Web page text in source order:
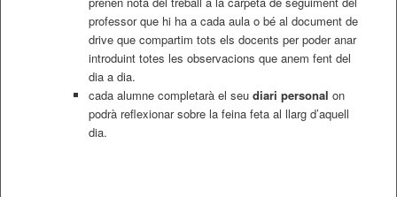
professor que hi ha a cada aula o bé al document de
drive que compartim tots els docents per poder anar
introduint totes les observacions que anem fent del
dia a dia.
cada alumne completarà el seu diari personal on
podrà reflexionar sobre la feina feta al llarg d’aquell
dia.